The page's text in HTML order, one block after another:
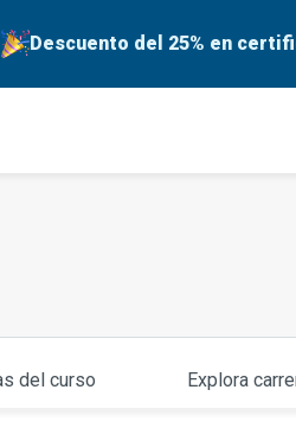
Descuento del 25% en
del curso Explora